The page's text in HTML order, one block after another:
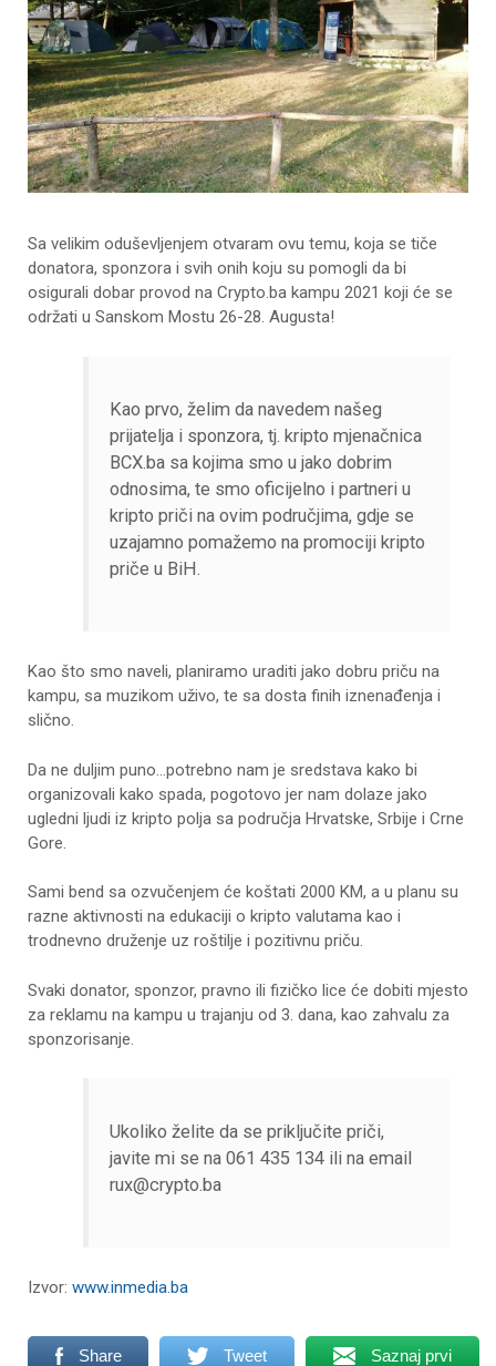
Sa velikim oduševljenjem otvaram ovu temu, koja se tiče
donatora, sponzora i svih onih koju su pomogli da bi
osigurali dobar provod na Crypto.ba kampu 2021 koji će se
održati u Sanskom Mostu 26-28. Augusta!
Kao prvo, želim da navedem našeg
prijatelja i sponzora, tj. kripto mjenačnica
BCX.ba sa kojima smo u jako dobrim
odnosima, te smo oficijelno i partneri u
kripto priči na ovim područjima, gdje se
uzajamno pomažemo na promociji kripto
priče u BiH.
Kao što smo naveli, planiramo uraditi jako dobru priču na
kampu, sa muzikom uživo, te sa dosta finih iznenađenja i
slično.
Da ne duljim puno…potrebno nam je sredstava kako bi
organizovali kako spada, pogotovo jer nam dolaze jako
ugledni ljudi iz kripto polja sa područja Hrvatske, Srbije i Crne
Gore.
Sami bend sa ozvučenjem će koštati 2000 KM, a u planu su
razne aktivnosti na edukaciji o kripto valutama kao i
trodnevno druženje uz roštilje i pozitivnu priču.
Svaki donator, sponzor, pravno ili fizičko lice će dobiti mjesto
za reklamu na kampu u trajanju od 3. dana, kao zahvalu za
sponzorisanje.
Ukoliko želite da se priključite priči,
javite mi se na 061 435 134 ili na email
rux@crypto.ba
Izvor: www.inmedia.ba
Share Tweet Saznaj prvi